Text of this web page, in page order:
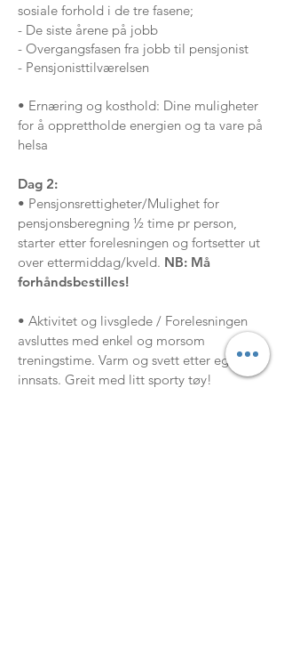
sosiale forhold i de tre fasene;
- De siste årene på jobb
- Overgangsfasen fra jobb til pensjonist
- Pensjonisttilværelsen
• Ernæring og kosthold: Dine muligheter
for å opprettholde energien og ta vare på
helsa
Dag 2:
• Pensjonsrettigheter/Mulighet for
pensjonsberegning ½ time pr person,
starter etter forelesningen og fortsetter ut
over ettermiddag/kveld. NB: Må
forhåndsbestilles!
• Aktivitet og livsglede / Forelesningen
avsluttes med enkel og morsom
treningstime. Varm og svett etter egen
innsats. Greit med litt sporty tøy!